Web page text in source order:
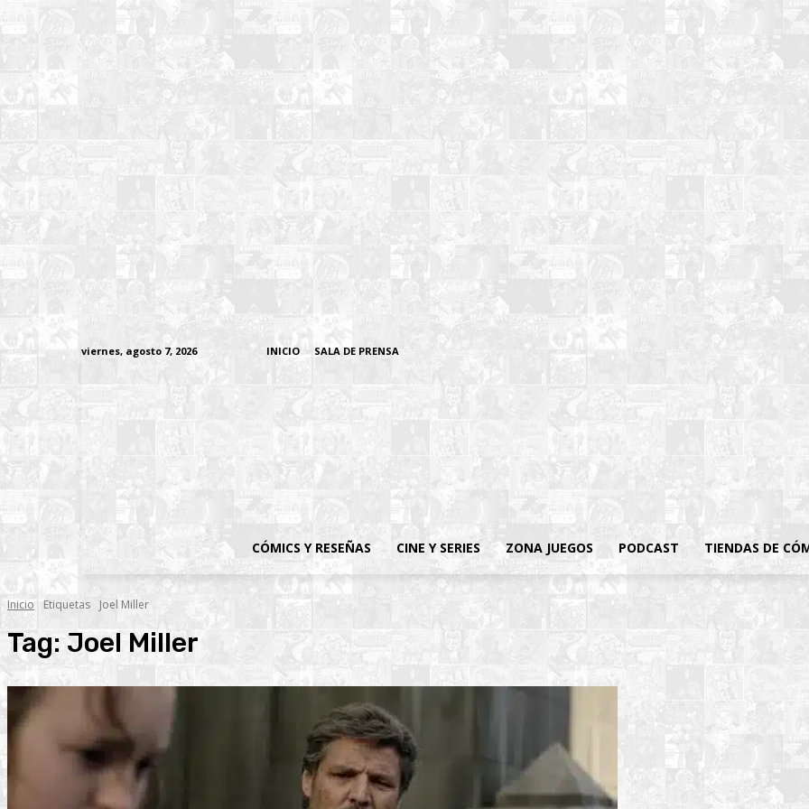
viernes, agosto 7, 2026 INICIO SALA DE PRENSA
CÓMICS Y RESEÑAS CINE Y SERIES ZONA JUEGOS PODCAST TIENDAS DE
Inicio Etiquetas Joel Miller
Tag: Joel Miller